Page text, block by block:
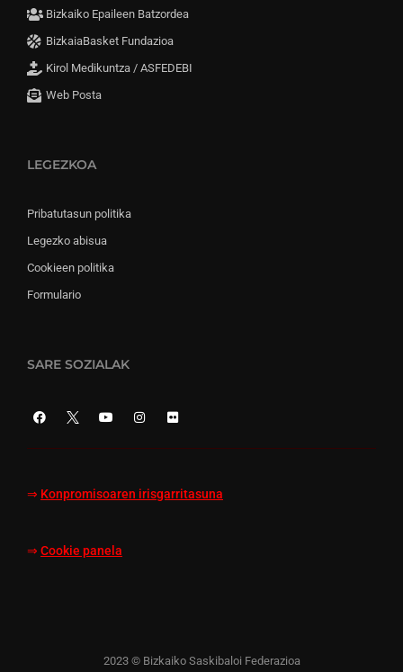
Bizkaiko Epaileen Batzordea
BizkaiaBasket Fundazioa
Kirol Medikuntza / ASFEDEBI
Web Posta
LEGEZKOA
Pribatutasun politika
Legezko abisua
Cookieen politika
Formulario
SARE SOZIALAK
⇒ Konpromisoaren irisgarritasuna
⇒ Cookie panela
2023 © Bizkaiko Saskibaloi Federazioa